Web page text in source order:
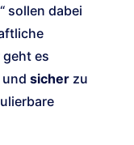
sollen dabei
es
und sicher zu